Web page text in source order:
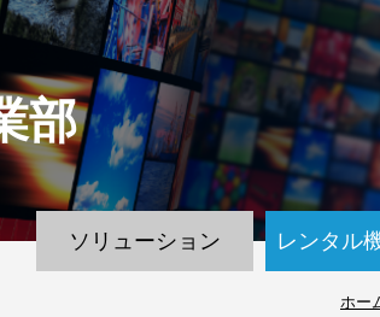
部
ソリューション レンタル
ホー